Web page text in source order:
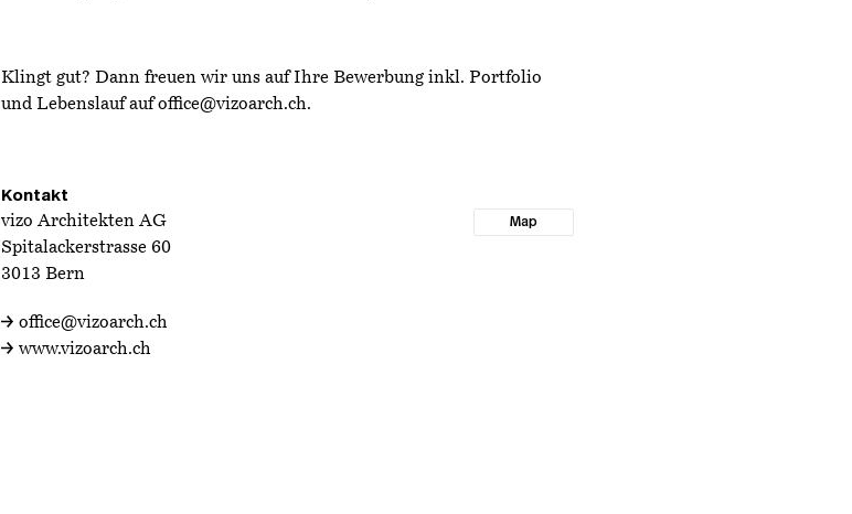
Klingt gut? Dann freuen wir uns auf Ihre Bewerbung inkl. Portfolio
und Lebenslauf aufoffice@vizoarch.ch.
Kontakt
vizo Architekten AG
Spitalackerstrasse 60
3013 Bern
Map
office@vizoarch.ch
www.vizoarch.ch